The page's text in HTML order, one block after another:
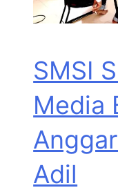
SMSI
Media
Adil